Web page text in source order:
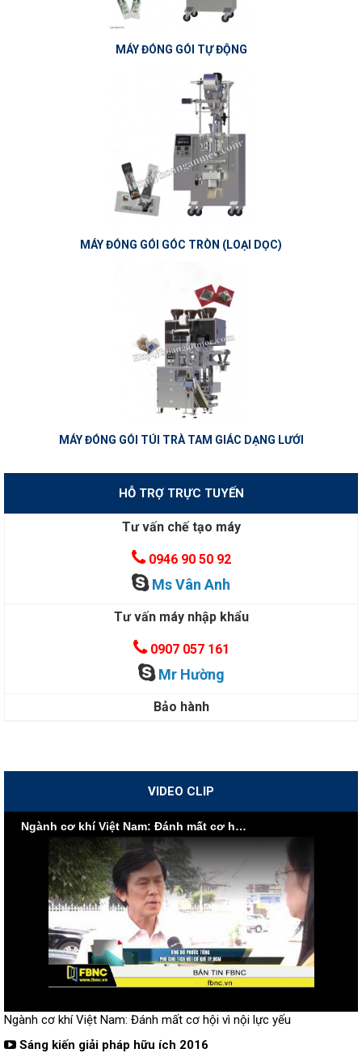
MÁY ĐÓNG GÓI TỰ ĐỘNG
MÁY ĐÓNG GÓI GÓC TRÒN (LOẠI DỌC)
MÁY ĐÓNG GÓI TÚI TRÀ TAM GIÁC DẠNG LƯỚI
HỖ TRỢ TRỰC TUYẾN
Tư vấn chế tạo máy
0946 90 50 92
Ms Vân Anh
Tư vấn máy nhập khẩu
0907 057 161
Mr Hường
Bảo hành
VIDEO CLIP
Ngành cơ khí Việt Nam: Đánh mất cơ hội vì nội lực yếu
Ngành cơ khí Việt Nam: Đánh mất cơ hội vì nội lực yếu
Sáng kiến giải pháp hữu ích 2016